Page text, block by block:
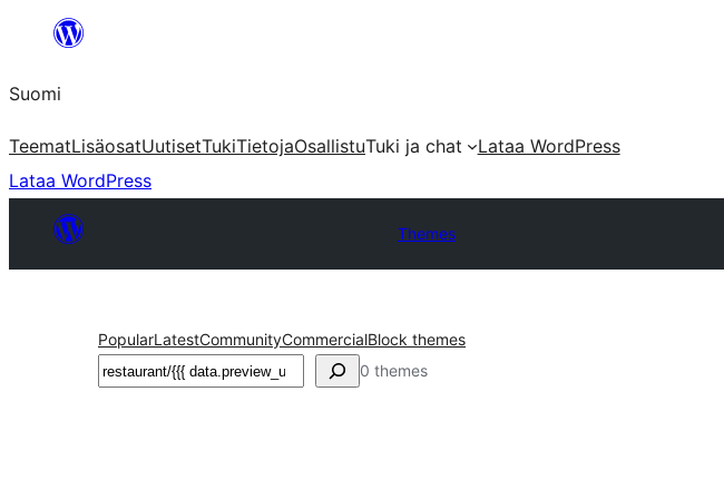
Suomi
TeematLisäosatUutisetTukiTietojaOsallistuTuki ja chat
Lataa WordPress
Lataa WordPress
Themes
PopularLatestCommunityCommercialBlock themes
Etsi 0 themes